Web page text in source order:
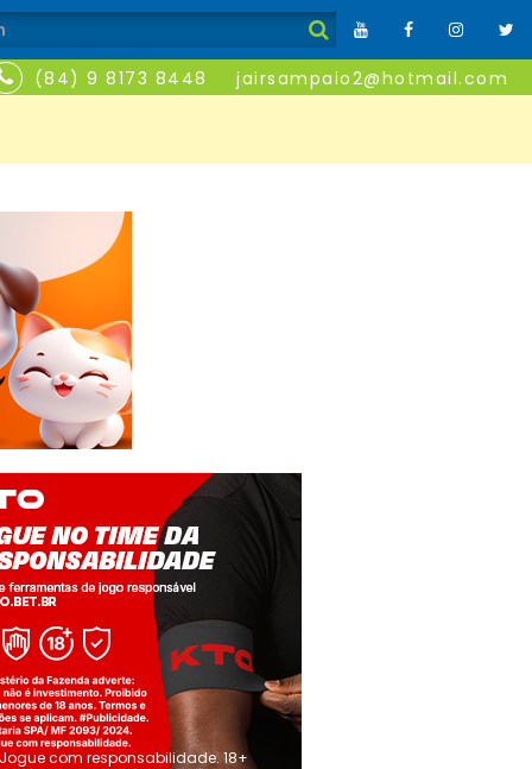
(84) 9 8173 8448 jairsampaio2@hotmail.com
Jogue com responsabilidade. 18+